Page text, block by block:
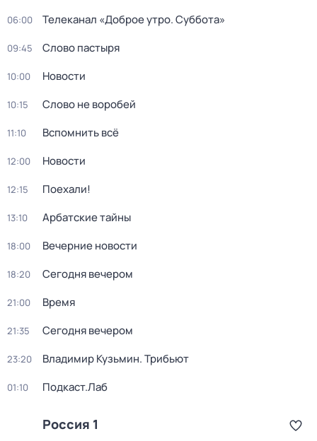
06:00 Телеканал «Доброе утро. Суббота»
09:45 Слово пастыря
10:00 Новости
10:15 Слово не воробей
11:10 Вспомнить всё
12:00 Новости
12:15 Поехали!
13:10 Арбатские тайны
18:00 Вечерние новости
18:20 Сегодня вечером
21:00 Время
21:35 Сегодня вечером
23:20 Владимир Кузьмин. Трибьют
01:10 Подкаст.Лаб
Россия 1